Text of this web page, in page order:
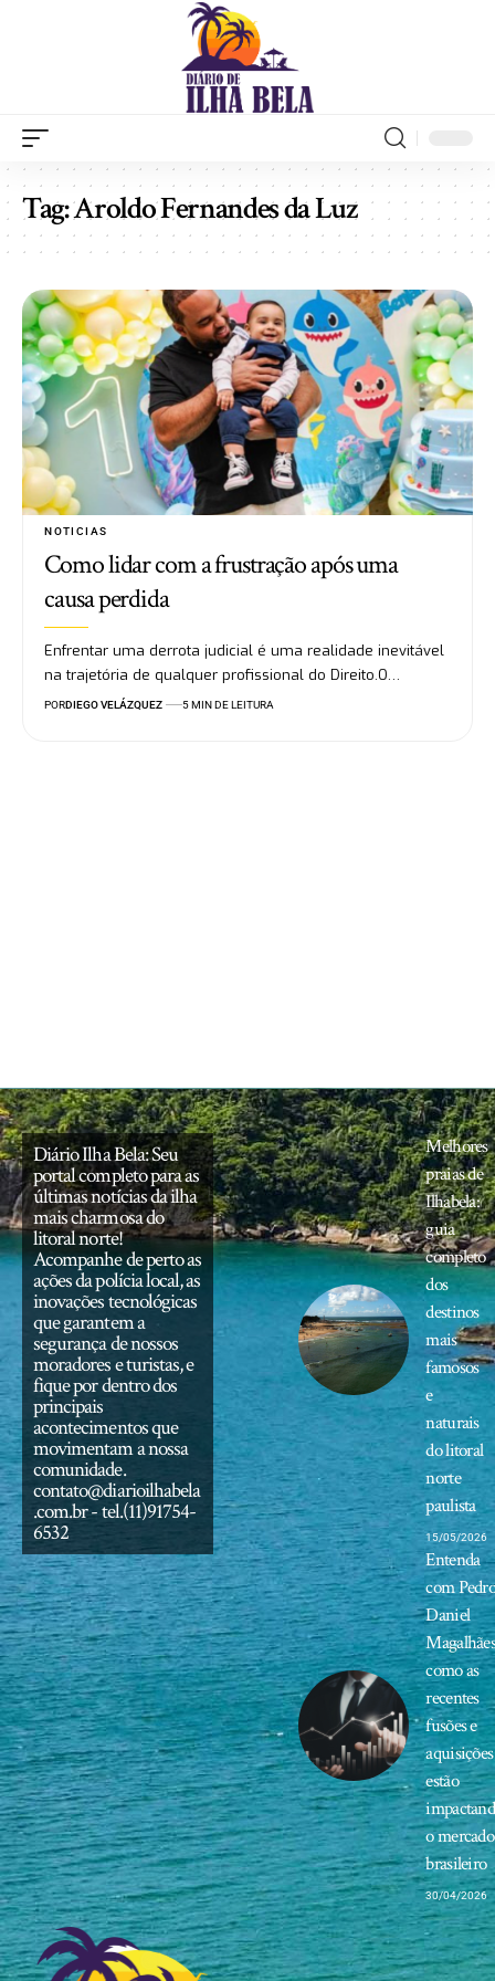
Tag:Aroldo Fernandes da Luz
NOTICIAS
Como lidar com a frustração após uma
causa perdida
Enfrentar uma derrota judicial é uma realidade inevitável
na trajetória de qualquer profissional do Direito.O…
PORDIEGO VELÁZQUEZ 5 MIN DE LEITURA
Diário Ilha Bela: Seu
portal completo para as
últimas notícias da ilha
mais charmosa do
litoral norte!
Acompanhe de perto as
ações da polícia local, as
inovações tecnológicas
que garantem a
segurança de nossos
moradores e turistas, e
fique por dentro dos
principais
acontecimentos que
movimentam a nossa
comunidade.
contato@diarioilhabela
.com.br- tel.(11)91754-
6532
Melhores
praias de
Ilhabela:
guia
completo
dos
destinos
mais
famosos
e
naturais
do litoral
norte
paulista
15/05/2026
Entenda
com
Daniel
como as
recentes
fusões e
aquisições
estão
o mercado
brasileiro
30/04/2026